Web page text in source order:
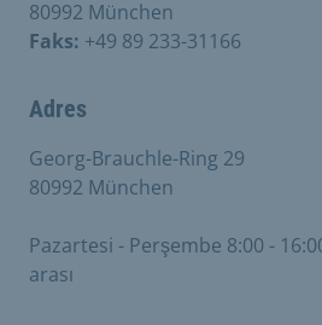
80992 München
Faks: +49 89 233-31166
Adres
Georg-Brauchle-Ring 29
80992 München
Pazartesi - Perşembe 8:00 -
arası